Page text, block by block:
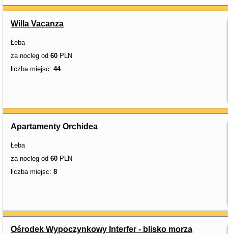
Willa Vacanza
Łeba
za nocleg od 60 PLN
liczba miejsc: 44
Apartamenty Orchidea
Łeba
za nocleg od 60 PLN
liczba miejsc: 8
Ośrodek Wypoczynkowy Interfer - blisko morza